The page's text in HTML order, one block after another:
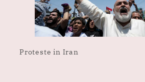
Proteste in Iran